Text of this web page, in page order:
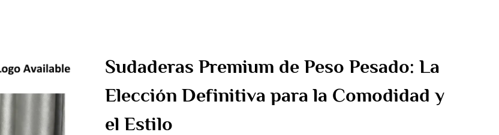
Sudaderas Premium de Peso Pesado: La
Elección Definitiva para la Comodidad y
el Estilo